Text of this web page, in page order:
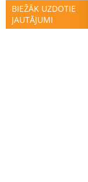
BIEŽĀK UZDOTIE
JAUTĀJUMI